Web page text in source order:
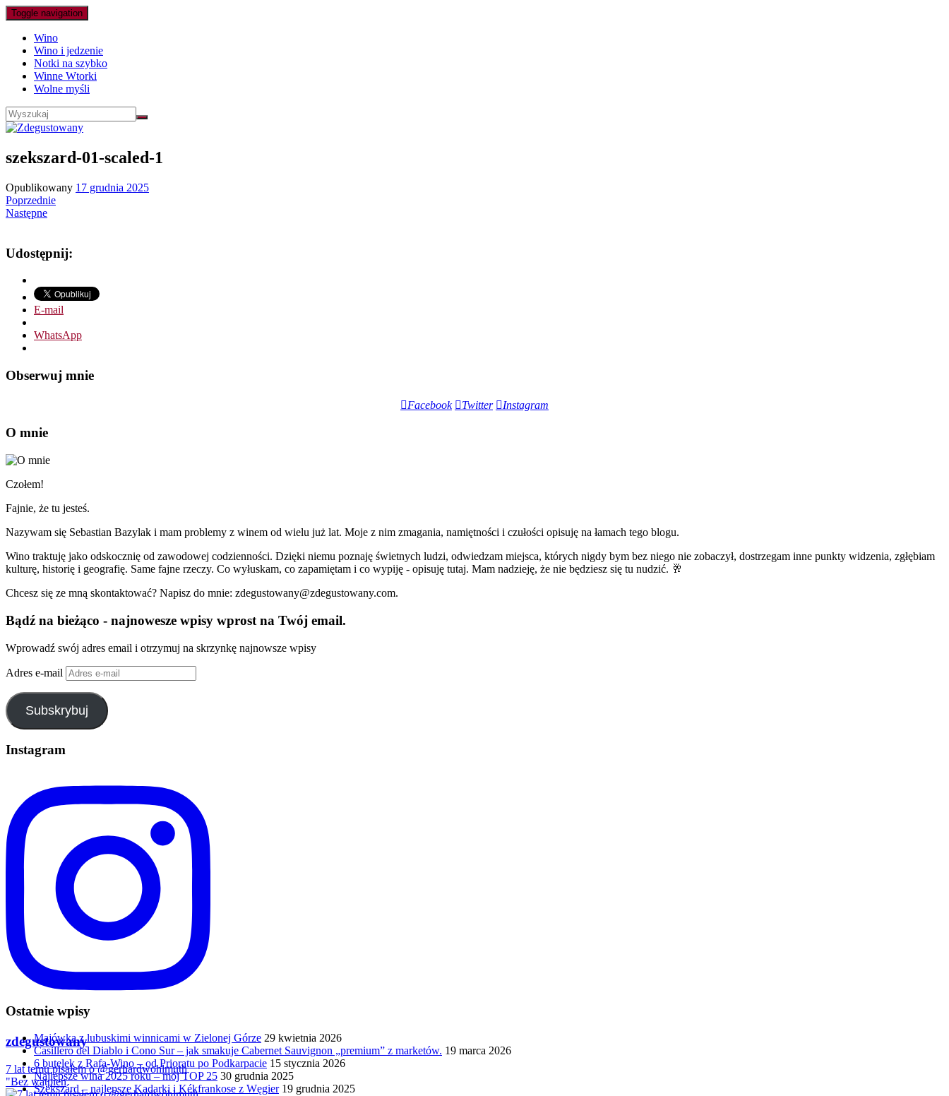
Toggle navigation
Wino
Wino i jedzenie
Notki na szybko
Winne Wtorki
Wolne myśli
szekszard-01-scaled-1
Opublikowany 17 grudnia 2025
Poprzednie
Następne
Udostępnij:
E-mail
WhatsApp
Obserwuj mnie
Facebook Twitter Instagram
O mnie
Czołem!
Fajnie, że tu jesteś.
Nazywam się Sebastian Bazylak i mam problemy z winem od wielu już lat. Moje z nim zmagania, namiętności i czułości opisuję na łamach tego blogu.
Wino traktuję jako odskocznię od zawodowej codzienności. Dzięki niemu poznaję świetnych ludzi, odwiedzam miejsca, których nigdy bym bez niego nie zobaczył, dostrzegam inne punkty widzenia, zgłębiam
kulturę, historię i geografię. Same fajne rzeczy. Co wyłuskam, co zapamiętam i co wypiję - opisuję tutaj. Mam nadzieję, że nie będziesz się tu nudzić. 🥂
Chcesz się ze mną skontaktować? Napisz do mnie: zdegustowany@zdegustowany.com.
Bądź na bieżąco - najnowesze wpisy wprost na Twój email.
Wprowadź swój adres email i otrzymuj na skrzynkę najnowsze wpisy
Adres e-mail
Subskrybuj
Instagram
zdegustowany
7 lat temu pisałem o @gerhardwohlmuth
"Bez wątpien
Ostatnie wpisy
Majówka z lubuskimi winnicami w Zielonej Górze 29 kwietnia 2026
Casillero del Diablo i Cono Sur – jak smakuje Cabernet Sauvignon „premium” z marketów. 19 marca 2026
6 butelek z Rafa-Wino – od Prioratu po Podkarpacie 15 stycznia 2026
Najlepsze wina 2025 roku – mój TOP 25 30 grudnia 2025
Szekszárd – najlepsze Kadarki i Kékfrankose z Węgier 19 grudnia 2025